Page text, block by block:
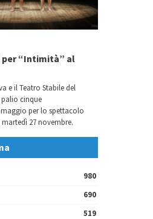
“Intimità” al
e il Teatro Stabile del
cinque
per lo spettacolo
27 novembre.
980
690
519